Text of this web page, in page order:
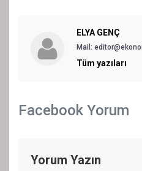
ELYA GENÇ
Mail:
Tüm yazıları
Facebook Yorum
Yorum Yazın